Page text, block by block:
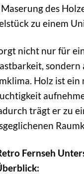
des
zu einem
nicht nur für
sondern
Holz ist
trägt er zu
Fernseh